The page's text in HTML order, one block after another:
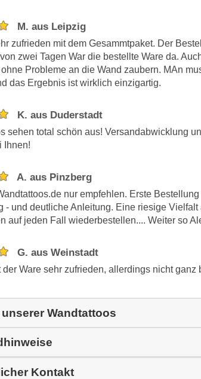
M. aus Leipzig
zufrieden mit dem Gesammtpaket. Der
zwei Tagen War die bestellte Ware da.
Probleme an die Wand zaubern. MAn
das Ergebnis ist wirklich einzigartig.
K. aus Duderstadt
sehen total schön aus! Versandabwicklung
Ihnen!
A. aus Pinzberg
nur empfehlen. Erste
- und deutliche Anleitung. Eine riesige
auf jeden Fall wiederbestellen.... Weiter so
G. aus Weinstadt
der Ware sehr zufrieden, allerdings nicht ganz
Wandtattoos
Kontakt